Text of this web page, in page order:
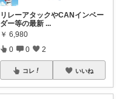
リレーアタックやCANインベー
ダー等の最新 ...
￥ 6,980
0 0 2
コレ いいね